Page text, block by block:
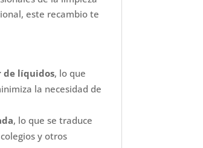
este recambio te
de líquidos, lo que
la necesidad de
, lo que se traduce
y otros